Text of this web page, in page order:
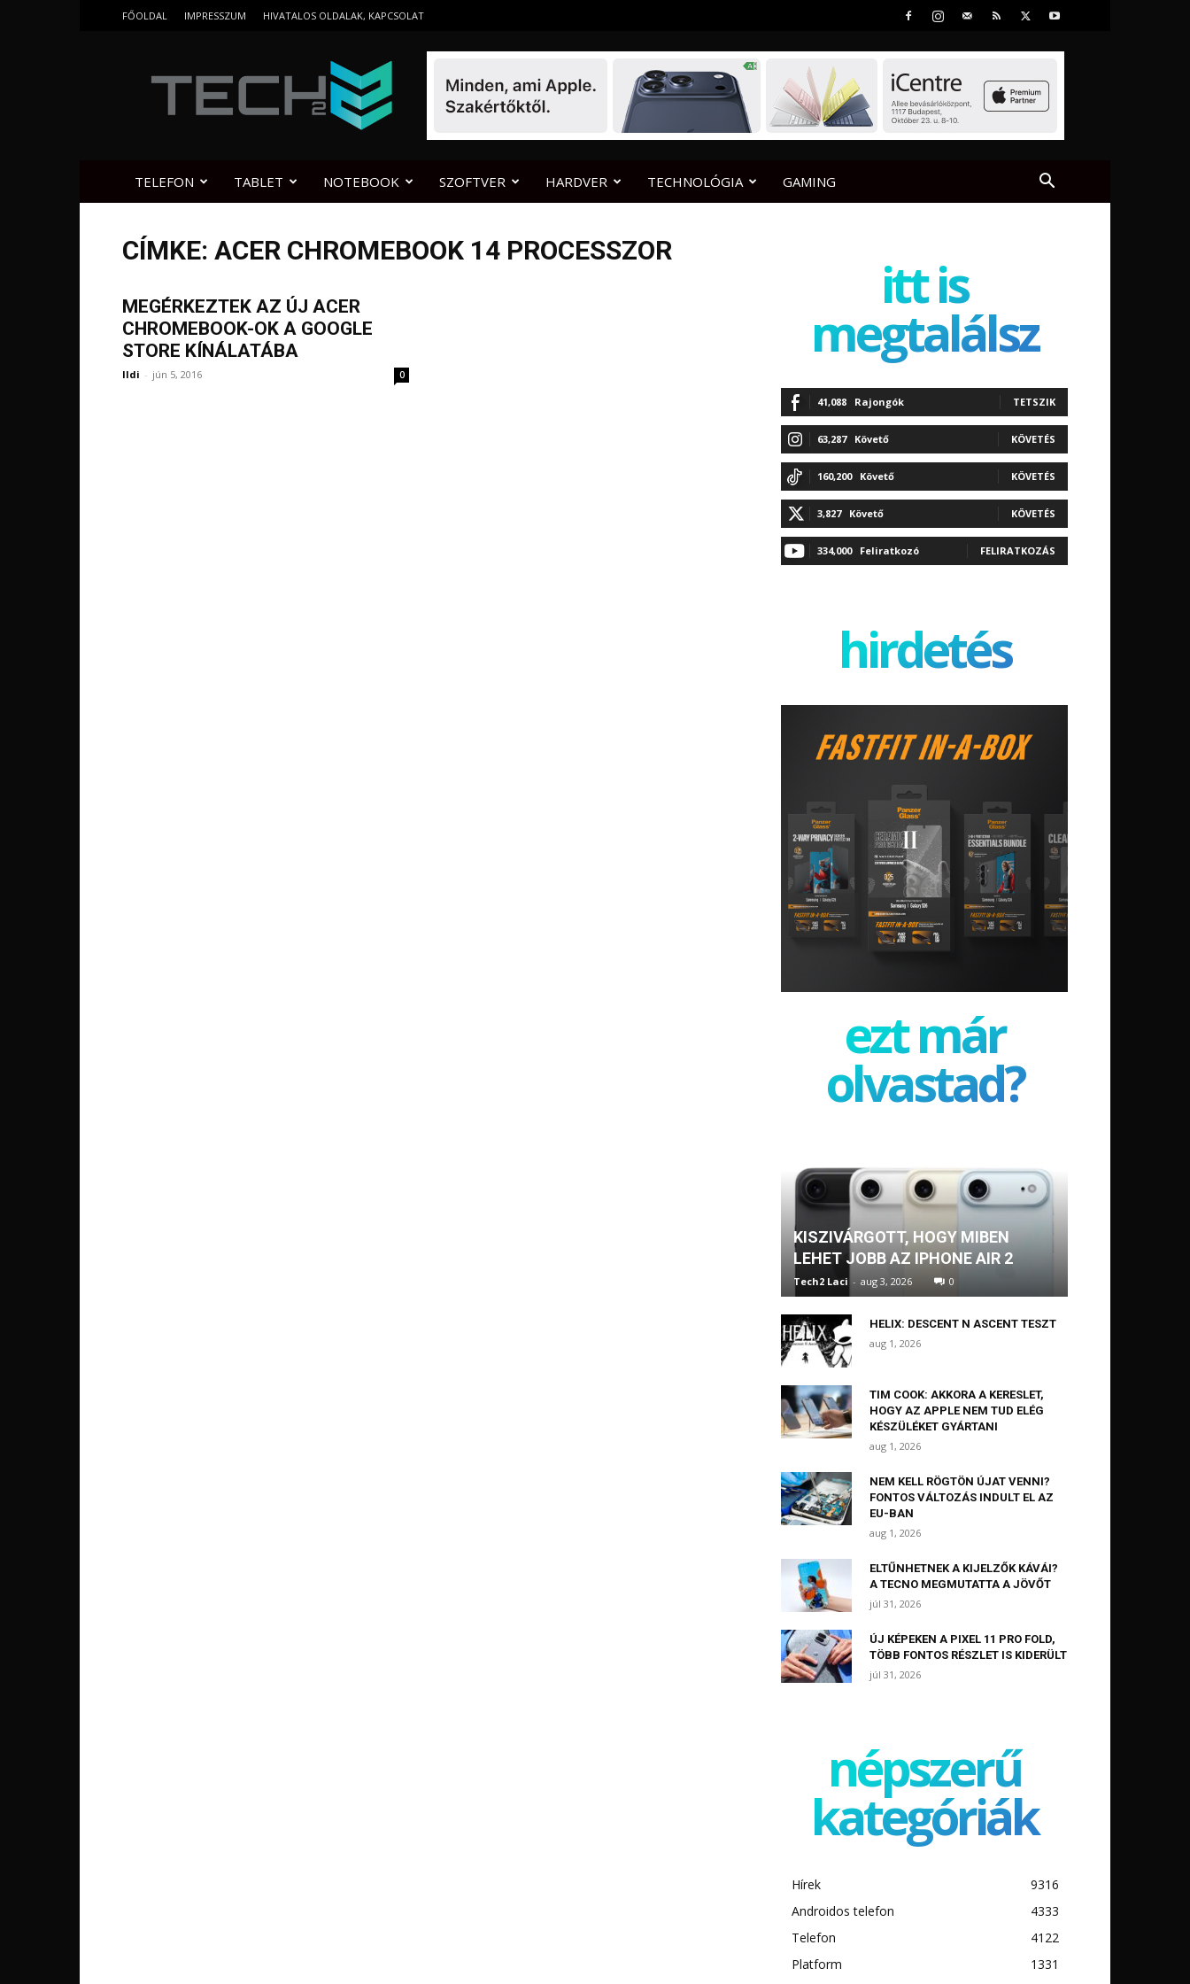
FŐOLDAL IMPRESSZUM HIVATALOS OLDALAK, KAPCSOLAT
TELEFON TABLET NOTEBOOK SZOFTVER HARDVER TECHNOLÓGIA GAMING
CÍMKE: ACER CHROMEBOOK 14 PROCESSZOR
MEGÉRKEZTEK AZ ÚJ ACER
CHROMEBOOK-OK A GOOGLE
STORE KÍNÁLATÁBA
Ildi - jún 5, 2016 0
itt is
megtalálsz
41,088 Rajongók TETSZIK
63,287 Követő KÖVETÉS
160,200 Követő KÖVETÉS
3,827 Követő KÖVETÉS
334,000 Feliratkozó FELIRATKOZÁS
hirdetés
ezt már
olvastad?
KISZIVÁRGOTT, HOGY MIBEN
LEHET JOBB AZ IPHONE AIR 2
Tech2 Laci - aug 3, 2026 0
HELIX: DESCENT N ASCENT TESZT
aug 1, 2026
TIM COOK: AKKORA A KERESLET,
HOGY AZ APPLE NEM TUD ELÉG
KÉSZÜLÉKET GYÁRTANI
aug 1, 2026
NEM KELL RÖGTÖN ÚJAT VENNI?
FONTOS VÁLTOZÁS INDULT EL AZ
EU-BAN
aug 1, 2026
ELTŰNHETNEK A KIJELZŐK KÁVÁI?
A TECNO MEGMUTATTA A JÖVŐT
júl 31, 2026
ÚJ KÉPEKEN A PIXEL 11 PRO FOLD,
TÖBB FONTOS RÉSZLET IS KIDERÜLT
júl 31, 2026
népszerű
kategóriák
Hírek
9316
Androidos telefon
4333
Telefon
4122
Platform
1331